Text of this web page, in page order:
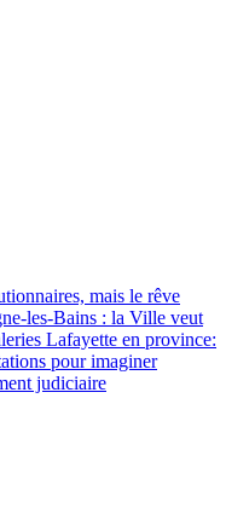
mais le rêve
les-Bains : la Ville veut
Lafayette en province:
pour imaginer
judiciaire